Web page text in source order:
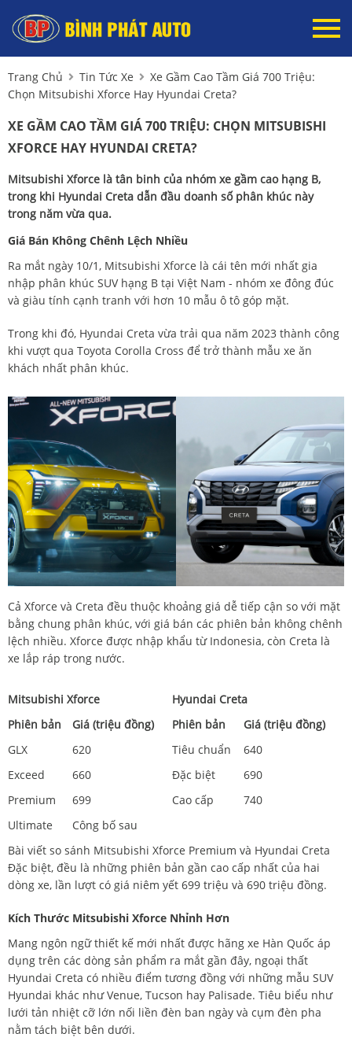
Trang Chủ Tin Tức Xe
Xe Gầm Cao Tầm Giá 700 Triệu:
Chọn Mitsubishi Xforce Hay Hyundai Creta?
XE GẦM CAO TẦM GIÁ 700 TRIỆU: CHỌN MITSUBISHI
XFORCE HAY HYUNDAI CRETA?
Mitsubishi Xforce là tân binh của nhóm xe gầm cao hạng B,
trong khi Hyundai Creta dẫn đầu doanh số phân khúc này
trong năm vừa qua.
Giá Bán Không Chênh Lệch Nhiều
Ra mắt ngày 10/1, Mitsubishi Xforce là cái tên mới nhất gia
nhập phân khúc SUV hạng B tại Việt Nam - nhóm xe đông đúc
và giàu tính cạnh tranh với hơn 10 mẫu ô tô góp mặt.
Trong khi đó, Hyundai Creta vừa trải qua năm 2023 thành công
khi vượt qua Toyota Corolla Cross để trở thành mẫu xe ăn
khách nhất phân khúc.
Cả Xforce và Creta đều thuộc khoảng giá dễ tiếp cận so với mặt
bằng chung phân khúc, với giá bán các phiên bản không chênh
lệch nhiều. Xforce được nhập khẩu từ Indonesia, còn Creta là
xe lắp ráp trong nước.
Mitsubishi Xforce
Hyundai Creta
Phiên bản
Giá (triệu đồng) Phiên bản
Giá (triệu đồng)
GLX
620 Tiêu chuẩn
640
Exceed
660 Đặc biệt
690
Premium
699 Cao cấp
740
Ultimate
Công bố sau
Bài viết so sánh Mitsubishi Xforce Premium và Hyundai Creta
Đặc biệt, đều là những phiên bản gần cao cấp nhất của hai
dòng xe, lần lượt có giá niêm yết 699 triệu và 690 triệu đồng.
Kích Thước Mitsubishi Xforce Nhỉnh Hơn
Mang ngôn ngữ thiết kế mới nhất được hãng xe Hàn Quốc áp
dụng trên các dòng sản phẩm ra mắt gần đây, ngoại thất
Hyundai Creta có nhiều điểm tương đồng với những mẫu SUV
Hyundai khác như Venue, Tucson hay Palisade. Tiêu biểu như
lưới tản nhiệt cỡ lớn nối liền đèn ban ngày và cụm đèn pha
nằm tách biệt bên dưới.